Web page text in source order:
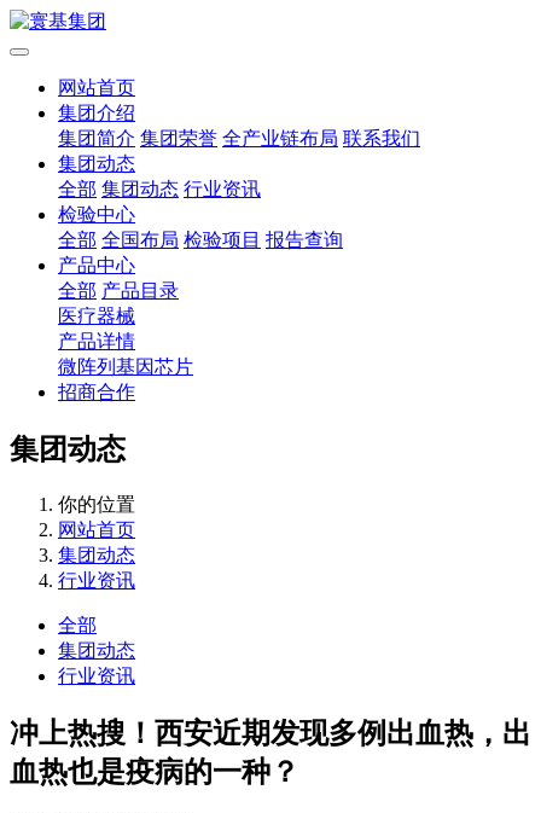
网站首页
集团介绍
集团简介 集团荣誉 全产业链布局 联系我们
集团动态
全部 集团动态 行业资讯
检验中心
全部 全国布局 检验项目 报告查询
产品中心
全部 产品目录
医疗器械
产品详情
微阵列基因芯片
招商合作
集团动态
你的位置
网站首页
集团动态
行业资讯
全部
集团动态
行业资讯
冲上热搜！西安近期发现多例出血热，出
血热也是疫病的一种？